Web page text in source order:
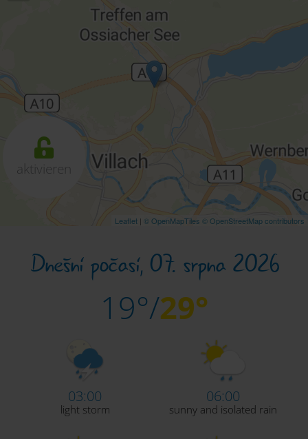
aktivieren
Leaflet | © OpenMapTiles © OpenStreetMap contributors
Dnešní počasí, 07. srpna 2026
19°/29°
03:00
light storm
06:00
sunny and isolated rain